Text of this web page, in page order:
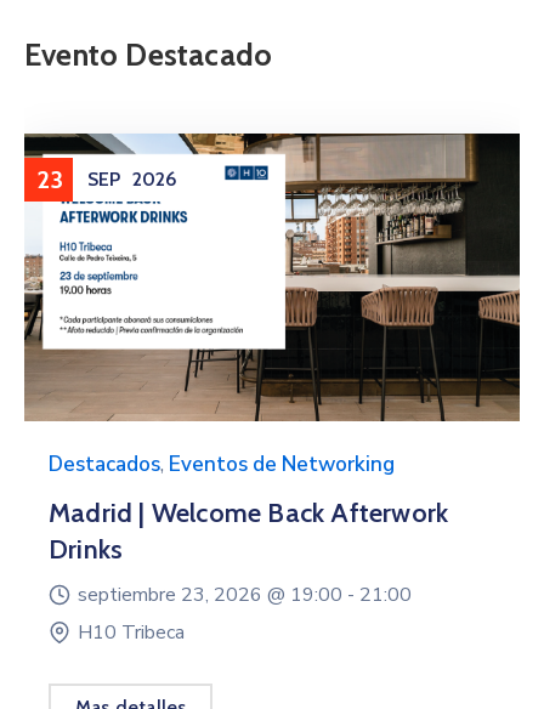
Evento Destacado
23 SEP 2026
Destacados, Eventos de Networking
Madrid | Welcome Back Afterwork
Drinks
septiembre 23, 2026 @ 19:00 - 21:00
H10 Tribeca